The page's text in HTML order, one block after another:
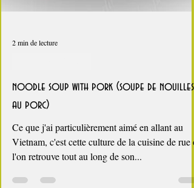
2 min de lecture
Nouvel An Chinois
noodle soup with pork (soupe de nouilles
au porc)
Ce que j'ai particulièrement aimé en allant au